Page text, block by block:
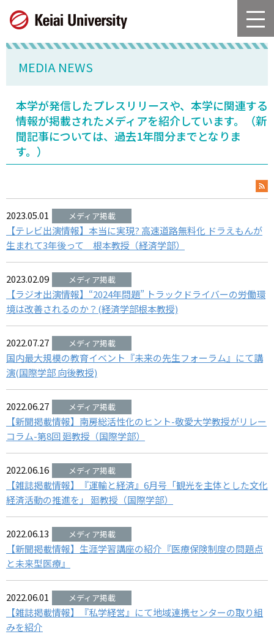
バ
ン
ル
へ
ー
MEDIA NEWS
本学が発信したプレスリリースや、本学に関連する
情報が掲載されたメディアを紹介しています。（新
聞記事については、過去1年間分までとなりま
す。）
2023.05.01
【テレビ出演情報】本当に実現? 高速道路無料化 ドラえもんが
生まれて3年後って 根本教授（経済学部）
2023.02.09
【ラジオ出演情報】“2024年問題” トラックドライバーの労働環
境は改善されるのか？(経済学部根本教授)
2022.07.27
国内最大規模の教育イベント『未来の先生フォーラム』にて講
演(国際学部 向後教授)
2022.06.27
【新聞掲載情報】南房総活性化のヒント-敬愛大学教授がリレー
コラム-第8回 廻教授（国際学部）
2022.06.16
【雑誌掲載情報】『運輸と経済』6月号「観光を主体とした文化
経済活動の推進を」 廻教授（国際学部）
2022.06.13
【新聞掲載情報】生涯学習講座の紹介『医療保険制度の問題点
と未来型医療』
2022.06.01
【雑誌掲載情報】『私学経営』にて地域連携センターの取り組
みを紹介